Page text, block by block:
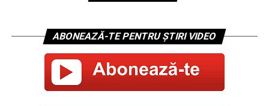
ABONEAZĂ-TE PENTRU ȘTIRI VIDEO